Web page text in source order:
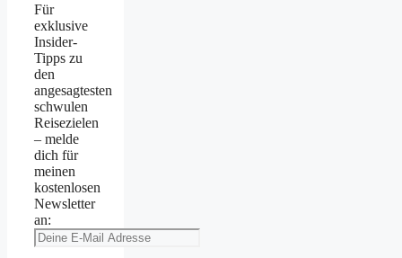
Für
exklusive
Insider-
Tipps zu
den
angesagtesten
schwulen
Reisezielen
– melde
dich für
meinen
kostenlosen
Newsletter
an: